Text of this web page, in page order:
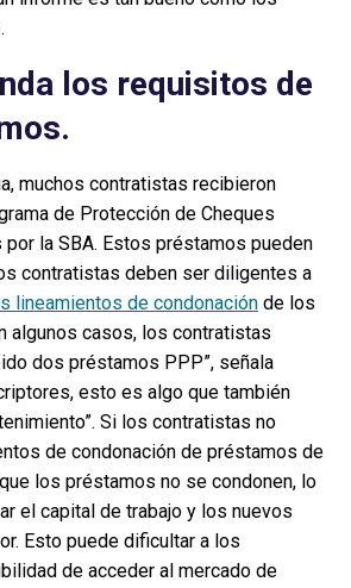
los requisitos de
muchos contratistas recibieron
de Protección de Cheques
la SBA. Estos préstamos pueden
contratistas deben ser diligentes a
lineamientos de condonación de los
algunos casos, los contratistas
dos préstamos PPP”, señala
esto es algo que también
Si los contratistas no
de condonación de préstamos de
los préstamos no se condonen, lo
el capital de trabajo y los nuevos
Esto puede dificultar a los
de acceder al mercado de